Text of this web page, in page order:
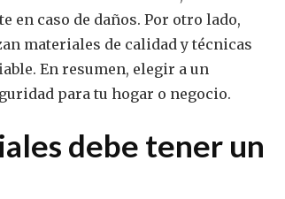
en caso de daños. Por otro lado,
materiales de calidad y técnicas
En resumen, elegir a un
para tu hogar o negocio.
debe tener un